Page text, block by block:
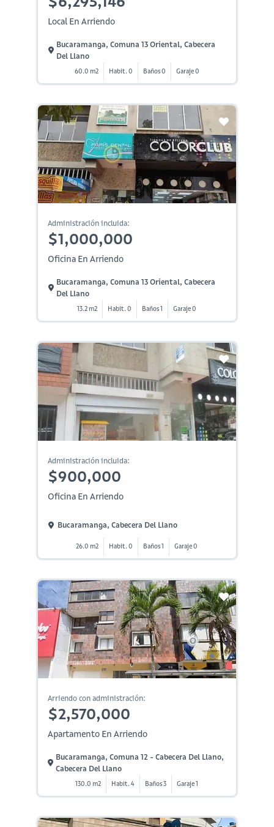
Local En Arriendo
Bucaramanga, Comuna 13 Oriental, Cabecera
Del Llano
60.0 m2 Habit. 0 Baños 0 Garaje 0
Administración incluida:
$1,000,000
Oficina En Arriendo
Bucaramanga, Comuna 13 Oriental, Cabecera
Del Llano
13.2 m2 Habit. 0 Baños 1 Garaje 0
Administración incluida:
$900,000
Oficina En Arriendo
Bucaramanga, Cabecera Del Llano
26.0 m2 Habit. 0 Baños 1 Garaje 0
Arriendo con administración:
$2,570,000
Apartamento En Arriendo
Bucaramanga, Comuna 12 - Cabecera Del Llano,
Cabecera Del Llano
130.0 m2 Habit. 4 Baños 3 Garaje 1